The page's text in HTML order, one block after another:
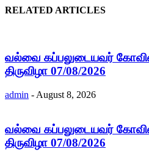
RELATED ARTICLES
வல்வை கப்பலுடையவர்
திருவிழா 07/08/2026
admin - August 8, 2026
வல்வை கப்பலுடையவர்
திருவிழா 07/08/2026